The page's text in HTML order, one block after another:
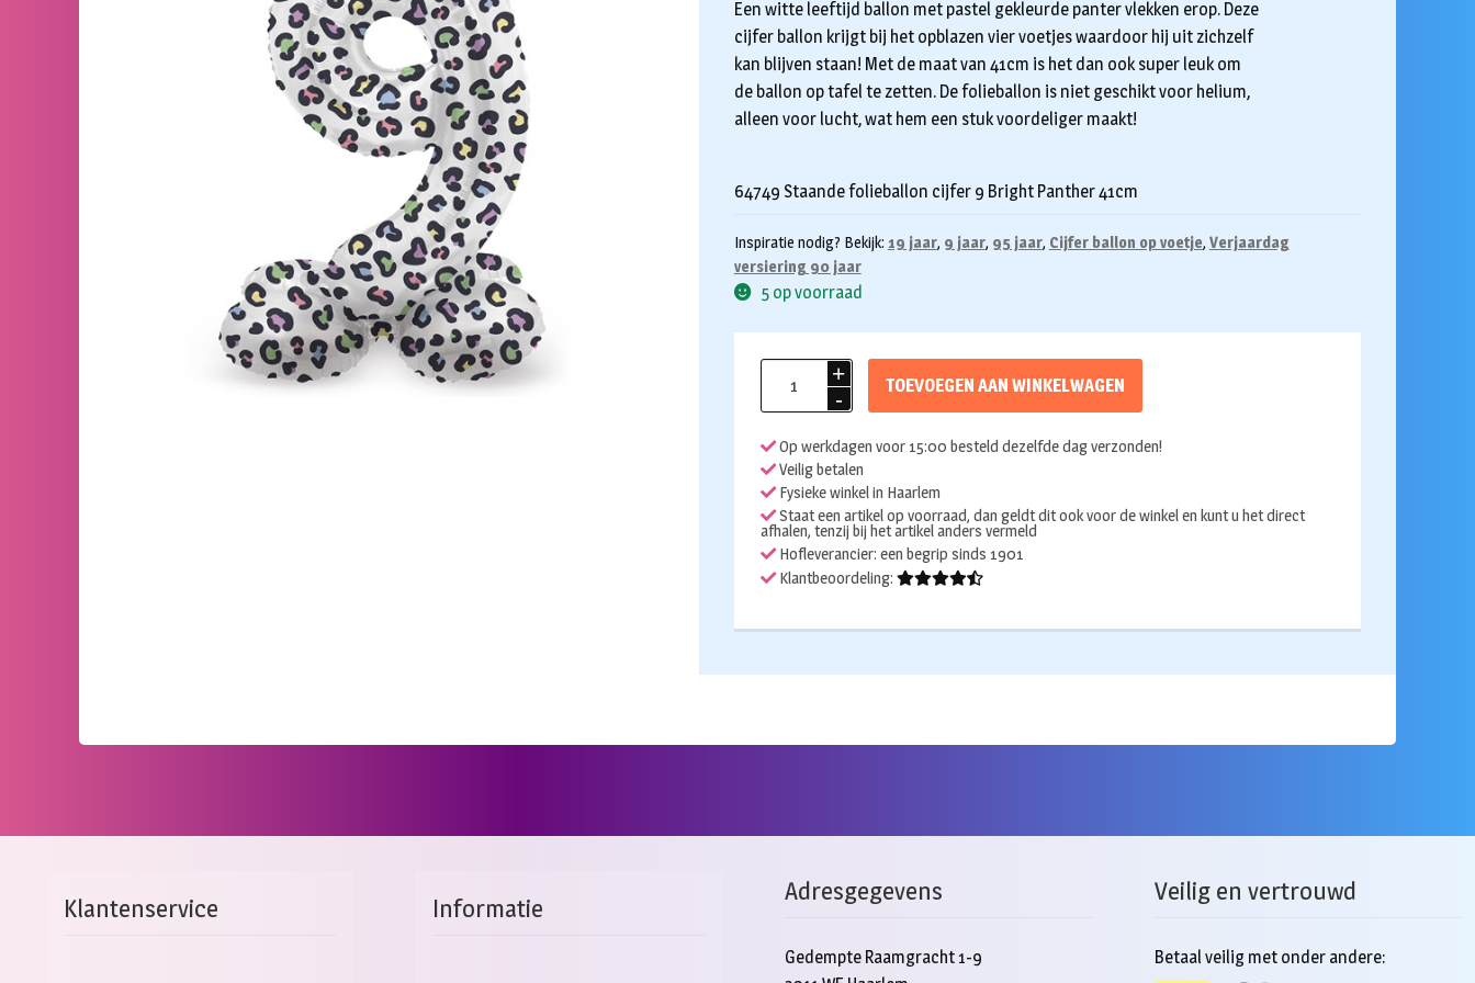
Een witte leeftijd ballon met pastel gekleurde panter vlekken erop. Deze
cijfer ballon krijgt bij het opblazen vier voetjes waardoor hij uit zichzelf
kan blijven staan! Met de maat van 41cm is het dan ook super leuk om
de ballon op tafel te zetten. De folieballon is niet geschikt voor helium,
alleen voor lucht, wat hem een stuk voordeliger maakt!
64749 Staande folieballon cijfer 9 Bright Panther 41cm
Inspiratie nodig? Bekijk: 19 jaar, 9 jaar, 95 jaar, Cijfer ballon op voetje, Verjaardag
versiering 90 jaar
5 op voorraad
Folieballon
voetje
Bright
Panther
aantal
TOEVOEGEN AAN WINKELWAGEN
Op werkdagen voor 15:00 besteld dezelfde dag verzonden!
Veilig betalen
Fysieke winkel in Haarlem
Staat een artikel op voorraad, dan geldt dit ook voor de winkel en kunt u het direct
afhalen, tenzij bij het artikel anders vermeld
Hofleverancier: een begrip sinds 1901
Klantbeoordeling:
Klantenservice Informatie
Adresgegevens
Gedempte Raamgracht 1-9
Veilig en vertrouwd
Betaal veilig met onder andere: